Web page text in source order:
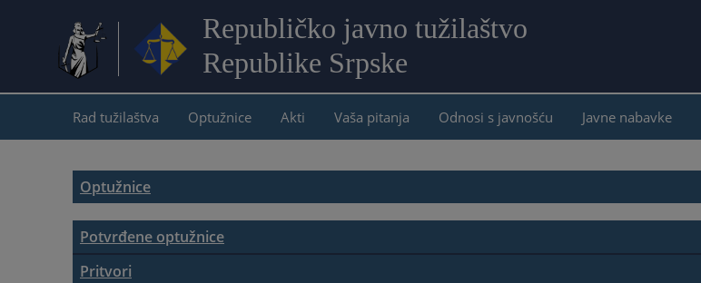
Republičko javno tužilaštvo
Republike Srpske
sadržaj
Rad tužilaštva Optužnice Akti Vaša pitanja Odnosi s javnošću Javne nabavke
Optužnice
Potvrđene optužnice
Optužnice
Pritvori